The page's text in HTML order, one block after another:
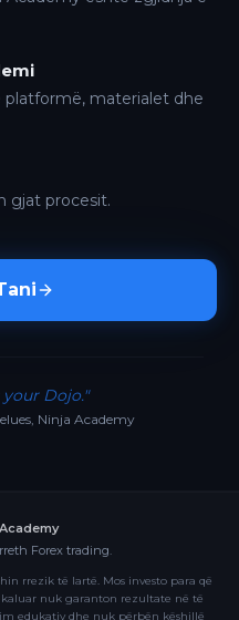
platformë, materialet dhe
gjat procesit.
your Dojo."
Ninja Academy
Forex trading.
rrezik të lartë. Mos investo para që
nuk garanton rezultate në të
edukativ dhe nuk përbën këshillë